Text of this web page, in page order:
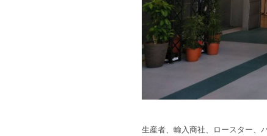
生産者、輸入商社、ロースター、